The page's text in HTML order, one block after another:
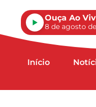
Ouça Ao
8 de agosto
Início